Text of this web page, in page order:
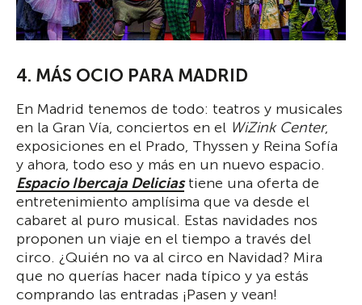
4. MÁS OCIO PARA MADRID
En Madrid tenemos de todo: teatros y musicales
en la Gran Vía, conciertos en el WiZink Center,
exposiciones en el Prado, Thyssen y Reina Sofía
y ahora, todo eso y más en un nuevo espacio.
Espacio Ibercaja Deliciastiene una oferta de
entretenimiento amplísima que va desde el
cabaret al puro musical. Estas navidades nos
proponen un viaje en el tiempo a través del
circo. ¿Quién no va al circo en Navidad? Mira
que no querías hacer nada típico y ya estás
comprando las entradas ¡Pasen y vean!